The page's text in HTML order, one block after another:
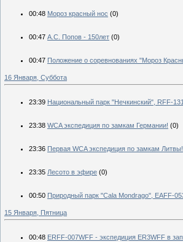
00:48 Мороз красный нос (0)
00:47 А.С. Попов - 150лет (0)
00:47 Положение о соревнованиях "Мороз
16 Января, Суббота
23:39 Национальный парк "Нечкинский", RFF-131
23:38 WCA экспедиция по замкам Германии! (0)
23:36 Первая WCA экспедиция по замкам Литвы!
23:35 Лесото в эфире (0)
00:50 Природный парк "Cala Mondrago", EAFF-
15 Января, Пятница
00:48 ERFF-007WFF - экспедиция ER3WFF в